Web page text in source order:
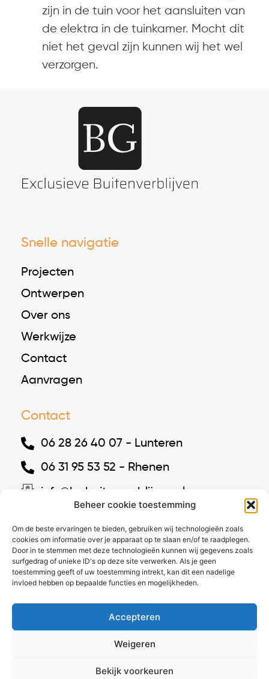
Beheer cookie toestemming
Om de beste ervaringen te bieden, gebruiken wij technologieën zoals
cookies om informatie over je apparaat op te slaan en/of te raadplegen.
Door in te stemmen met deze technologieën kunnen wij gegevens zoals
surfgedrag of unieke ID's op deze site verwerken. Als je geen
toestemming geeft of uw toestemming intrekt, kan dit een nadelige
invloed hebben op bepaalde functies en mogelijkheden.
Accepteren
Weigeren
Bekijk voorkeuren
zijn in de tuin voor het aansluiten van
de elektra in de tuinkamer. Mocht dit
niet het geval zijn kunnen wij het wel
verzorgen.
Snelle navigatie
Projecten
Ontwerpen
Over ons
Werkwijze
Contact
Aanvragen
Contact
06 28 26 40 07 - Lunteren
06 31 95 53 52 - Rhenen
info@bgbuitenverblijven.nl
Lunteren
Volg ons
Algemene voorwaarden|Privacybeleid